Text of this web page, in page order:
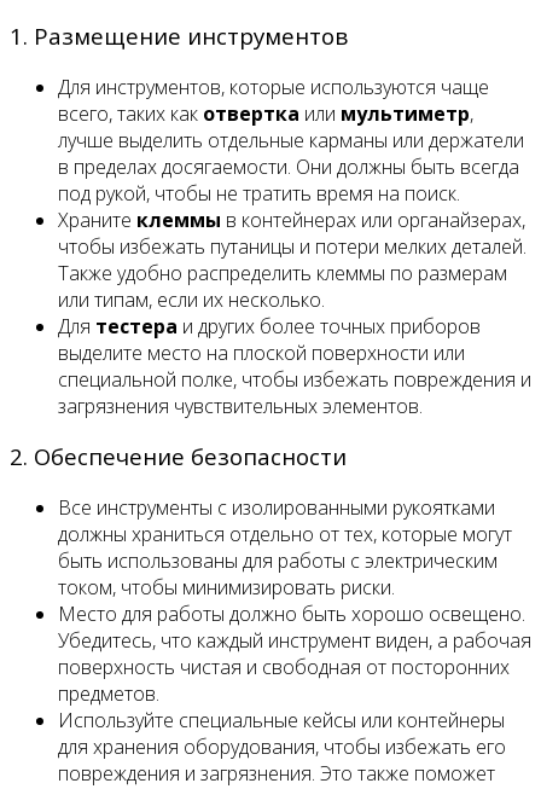
1. Размещение инструментов
Для инструментов, которые используются чаще
всего, таких как отвертка или мультиметр,
лучше выделить отдельные карманы или держатели
в пределах досягаемости. Они должны быть всегда
под рукой, чтобы не тратить время на поиск.
Храните клеммы в контейнерах или органайзерах,
чтобы избежать путаницы и потери мелких деталей.
Также удобно распределить клеммы по размерам
или типам, если их несколько.
Для тестера и других более точных приборов
выделите место на плоской поверхности или
специальной полке, чтобы избежать повреждения и
загрязнения чувствительных элементов.
2. Обеспечение безопасности
Все инструменты с изолированными рукоятками
должны храниться отдельно от тех, которые могут
быть использованы для работы с электрическим
током, чтобы минимизировать риски.
Место для работы должно быть хорошо освещено.
Убедитесь, что каждый инструмент виден, а рабочая
поверхность чистая и свободная от посторонних
предметов.
Используйте специальные кейсы или контейнеры
для хранения оборудования, чтобы избежать его
повреждения и загрязнения. Это также поможет